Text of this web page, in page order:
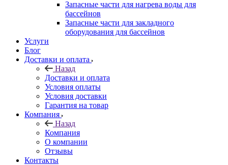
Запасные части для нагрева воды для
бассейнов
Запасные части для закладного
оборудования для бассейнов
Услуги
Блог
Доставки и оплата
Назад
Доставки и оплата
Условия оплаты
Условия доставки
Гарантия на товар
Компания
Назад
Компания
О компании
Отзывы
Контакты